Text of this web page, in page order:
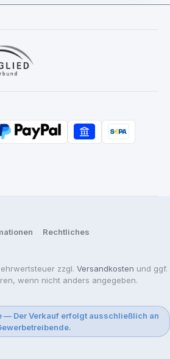
Rechtliches
zzgl. Versandkosten und ggf.
wenn nicht anders angegeben.
— Der Verkauf erfolgt ausschließlich an